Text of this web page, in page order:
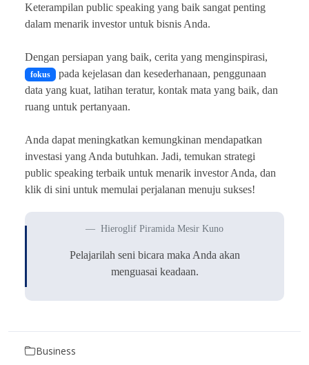
Keterampilan public speaking yang baik sangat penting
dalam menarik investor untuk bisnis Anda.
Dengan persiapan yang baik, cerita yang menginspirasi,
fokus pada kejelasan dan kesederhanaan, penggunaan
data yang kuat, latihan teratur, kontak mata yang baik, dan
ruang untuk pertanyaan.
Anda dapat meningkatkan kemungkinan mendapatkan
investasi yang Anda butuhkan. Jadi, temukan strategi
public speaking terbaik untuk menarik investor Anda, dan
klik di sini untuk memulai perjalanan menuju sukses!
Hieroglif Piramida Mesir Kuno
Pelajarilah seni bicara maka Anda akan
menguasai keadaan.
Business